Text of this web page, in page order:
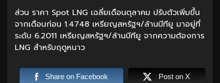
ส่วน ราคา Spot LNG เฉลี่ยเดือนตุลาคม ปรับตัวเพิ่มขึ้น
จากเดือนก่อน 1.4748 เหรียญสหรัฐฯ/ล้านบีทียู มาอยู่ที่
ระดับ 6.2011 เหรียญสหรัฐฯ/ล้านบีทียู จากความต้องการ
LNG สำหรับฤดูหนาว
Share on Facebook Post on X